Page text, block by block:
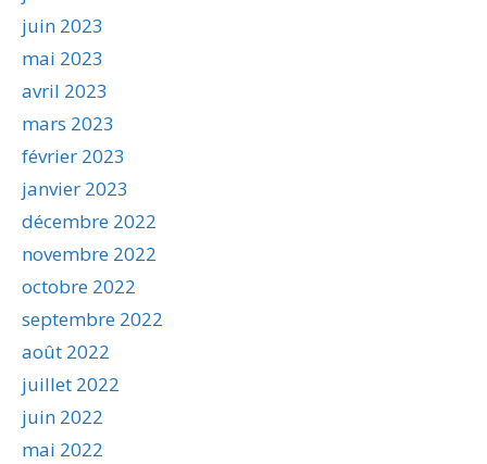
juin 2023
mai 2023
avril 2023
mars 2023
février 2023
janvier 2023
décembre 2022
novembre 2022
octobre 2022
septembre 2022
août 2022
juillet 2022
juin 2022
mai 2022